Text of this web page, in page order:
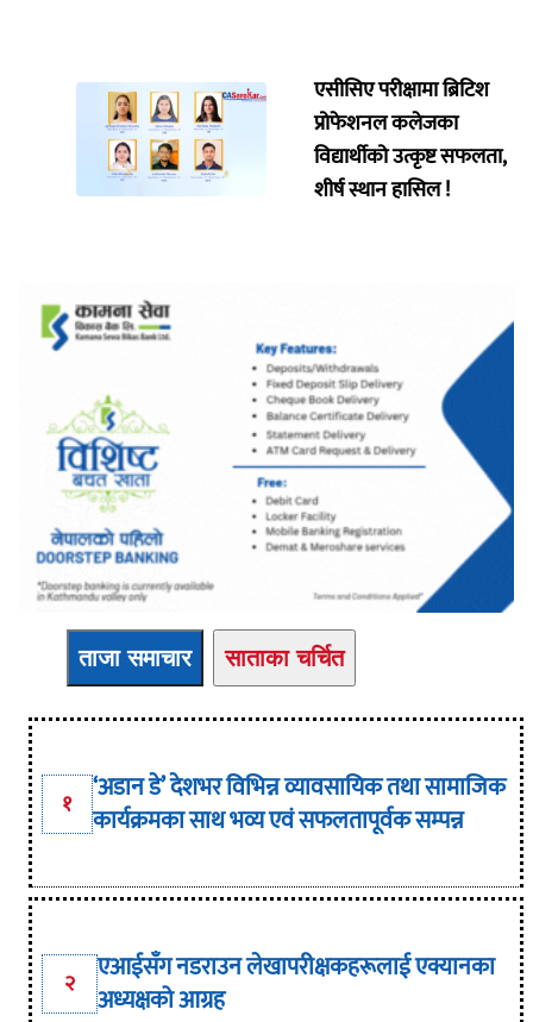
एसीसिए परीक्षामा ब्रिटिश
प्रोफेशनल कलेजका
विद्यार्थीको उत्कृष्ट सफलता,
शीर्ष स्थान हासिल !
ताजा समाचार साताका चर्चित
१ ‘अडान डे’ देशभर विभिन्न व्यावसायिक तथा सामाजिक
कार्यक्रमका साथ भव्य एवं सफलतापूर्वक सम्पन्न
२
एआईसँग नडराउन लेखापरीक्षकहरूलाई एक्यानका
अध्यक्षको आग्रह